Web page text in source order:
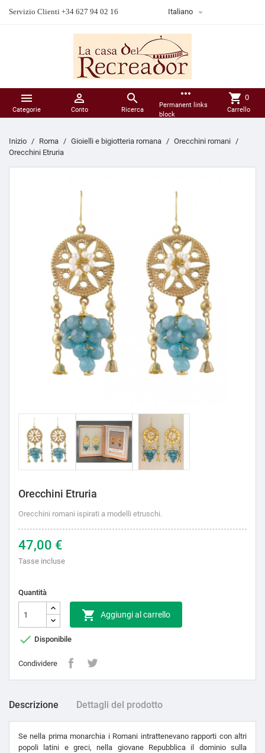
Servizio Clienti +34 627 94 02 16 Italiano 

Categorie

Conto

Ricerca
more_horiz
Permanent links
block
shopping_cart 0
Carrello
Inizio Roma Gioielli e bigiotteria romana
Orecchini romani
Orecchini Etruria
Orecchini Etruria
Orecchini romani ispirati a modelli etruschi.
47,00 €
Tasse incluse
Quantità
 Aggiungi al carrello
 Disponibile
Condividere
Descrizione Dettagli del prodotto
Se nella prima monarchia i Romani intrattenevano rapporti con altri
popoli latini e greci, nella giovane Repubblica il dominio sulla